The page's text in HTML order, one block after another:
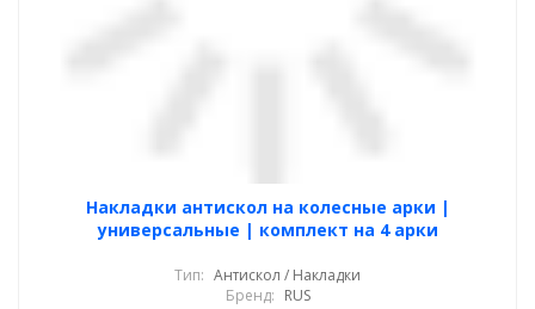
Накладки антискол на колесные арки |
универсальные | комплект на 4 арки
Тип: Антискол / Накладки
Бренд: RUS